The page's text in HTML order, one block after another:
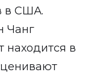
в США.
Чанг
находится в